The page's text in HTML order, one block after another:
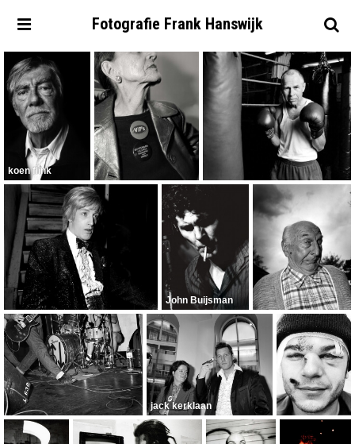
Fotografie Frank Hanswijk
koen flink
John Buijsman
jack kerklaan